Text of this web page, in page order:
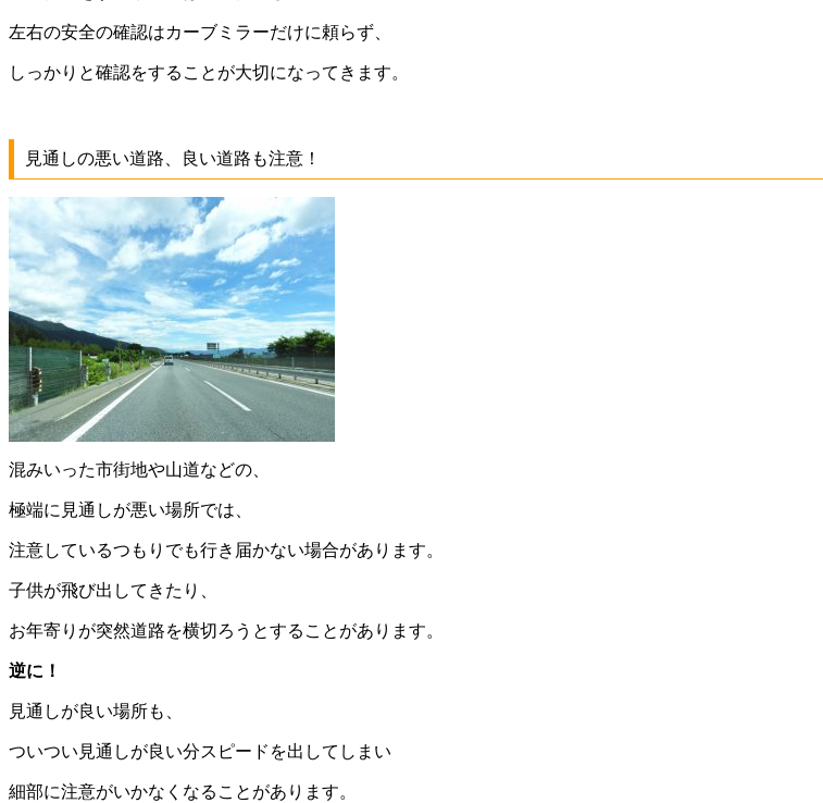
左右の安全の確認はカーブミラーだけに頼らず、
しっかりと確認をすることが大切になってきます。
見通しの悪い道路、良い道路も注意！
混みいった市街地や山道などの、
極端に見通しが悪い場所では、
注意しているつもりでも行き届かない場合があります。
子供が飛び出してきたり、
お年寄りが突然道路を横切ろうとすることがあります。
逆に！
見通しが良い場所も、
ついつい見通しが良い分スピードを出してしまい
細部に注意がいかなくなることがあります。